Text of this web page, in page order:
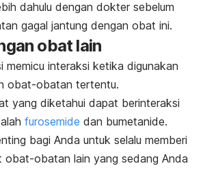
dahulu dengan dokter sebelum
gagal jantung dengan obat ini.
obat lain
memicu interaksi ketika digunakan
obat-obatan tertentu.
yang diketahui dapat berinteraksi
furosemide dan bumetanide.
bagi Anda untuk selalu memberi
obatan lain yang sedang Anda